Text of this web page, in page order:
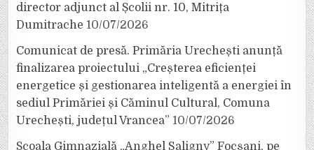
director adjunct al Școlii nr. 10, Mitrița
Dumitrache 10/07/2026
Comunicat de presă. Primăria Urechești anunță
finalizarea proiectului „Creșterea eficienței
energetice și gestionarea inteligentă a energiei în
sediul Primăriei și Căminul Cultural, Comuna
Urechești, județul Vrancea” 10/07/2026
Școala Gimnazială „Anghel Saligny” Focșani, pe